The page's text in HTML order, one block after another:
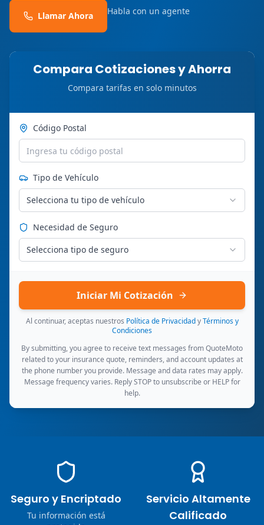
Llamar Ahora Habla con un agente
Compara Cotizaciones y Ahorra
Compara tarifas en solo minutos
Código Postal
Tipo de Vehículo
Selecciona tu tipo de vehículo
Necesidad de Seguro
Selecciona tipo de seguro
Iniciar Mi Cotización
Al continuar, aceptas nuestros Política de Privacidad y Términos y
Condiciones
By submitting, you agree to receive text messages from QuoteMoto
related to your insurance quote, reminders, and account updates at
the phone number you provide. Message and data rates may apply.
Message frequency varies. Reply STOP to unsubscribe or HELP for
help.
Seguro y Encriptado
Tu información está
Servicio Altamente
Calificado